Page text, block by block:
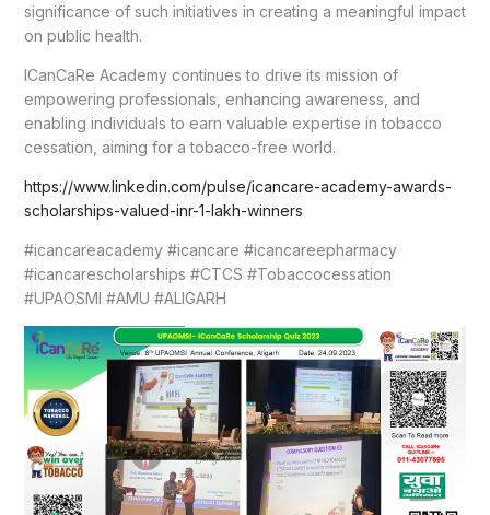
significance of such initiatives in creating a meaningful impact
on public health.
ICanCaRe Academy continues to drive its mission of
empowering professionals, enhancing awareness, and
enabling individuals to earn valuable expertise in tobacco
cessation, aiming for a tobacco-free world.
https://www.linkedin.com/pulse/icancare-academy-awards-
scholarships-valued-inr-1-lakh-winners
#icancareacademy #icancare #icancareepharmacy
#icancarescholarships #CTCS #Tobaccocessation
#UPAOSMI #AMU #ALIGARH